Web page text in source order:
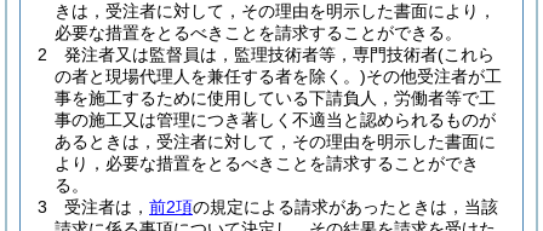
きは，受注者に対して，その理由を明示した書面により，
必要な措置をとるべきことを請求することができる。
2
発注者又は監督員は，監理技術者等，専門技術者(これら
の者と現場代理人を兼任する者を除く。)その他受注者が工
事を施工するために使用している下請負人，労働者等で工
事の施工又は管理につき著しく不適当と認められるものが
あるときは，受注者に対して，その理由を明示した書面に
より，必要な措置をとるべきことを請求することができ
る。
3
受注者は， 前2項の規定による請求があったときは，当該